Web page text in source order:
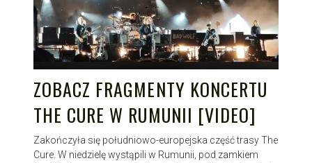
ZOBACZ FRAGMENTY KONCERTU
THE CURE W RUMUNII [VIDEO]
Zakończyła się południowo-europejska część trasy The
Cure. W niedzielę wystąpili w Rumunii, pod zamkiem